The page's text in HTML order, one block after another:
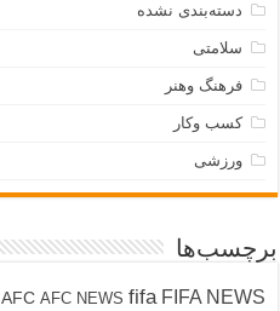
دسته‌بندی نشده
سلامتی
فرهنگ وهنر
کسب وکار
ورزشی
برچسب‌ها
AFC AFC NEWS fifa FIFA NEWS